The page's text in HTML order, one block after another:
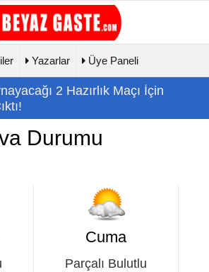
Hava
Durumu
Gazete
Biyografiler
Köşe
Yazarları
Foto Galeri
Künye
Çerez
Yazarlar Üye Paneli
2 Hazırlık Maçı İçin
Durumu
Cuma
Parçalı Bulutlu